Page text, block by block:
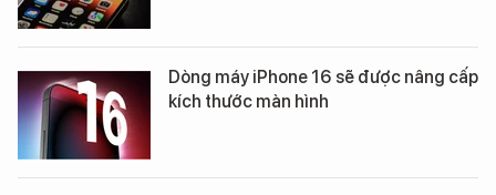
Dòng máy iPhone 16 sẽ được nâng cấp
kích thước màn hình